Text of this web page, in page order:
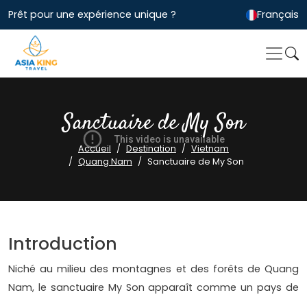
Prêt pour une expérience unique ? Français
Sanctuaire de My Son
Accueil Destination
Vietnam
Quang Nam
Sanctuaire de My Son
Introduction
Niché au milieu des montagnes et des forêts de Quang
Nam, le sanctuaire My Son apparaît comme un pays de